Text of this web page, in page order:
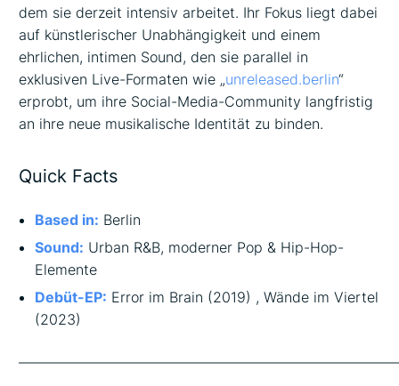
dem sie derzeit intensiv arbeitet. Ihr Fokus liegt dabei
auf künstlerischer Unabhängigkeit und einem
ehrlichen, intimen Sound, den sie parallel in
exklusiven Live-Formaten wie „unreleased.berlin“
erprobt, um ihre Social-Media-Community langfristig
an ihre neue musikalische Identität zu binden.
Quick Facts
Based in: Berlin
Sound: Urban R&B, moderner Pop & Hip-Hop-
Elemente
Debüt-EP: Error im Brain (2019) ,Wände im Viertel
(2023)